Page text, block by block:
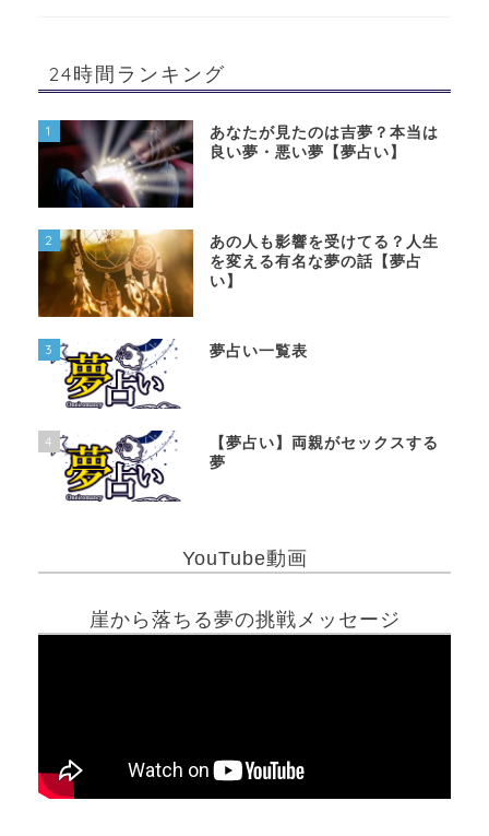
24時間ランキング
1
あなたが見たのは吉夢？本当は
良い夢・悪い夢【夢占い】
2
あの人も影響を受けてる？人生
を変える有名な夢の話【夢占
い】
3 夢占い一覧表
4
【夢占い】両親がセックスする
夢
YouTube動画
崖から落ちる夢の挑戦メッセージ